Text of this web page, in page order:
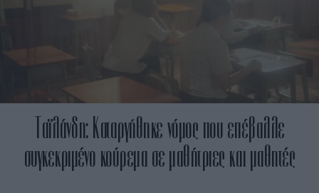
Ταϊλάνδη: Καταργήθηκε νόμος που επέβαλλε
συγκεκριμένο κούρεμα σε μαθήτριες και μαθητές